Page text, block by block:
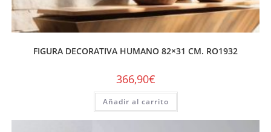
FIGURA DECORATIVA HUMANO 82×31 CM. RO1932
366,90€
Añadir al carrito